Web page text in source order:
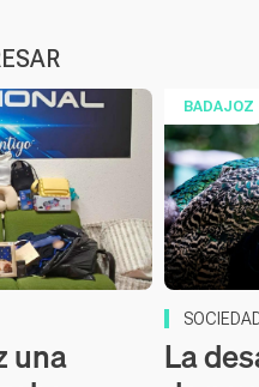
una
BADAJOZ
La